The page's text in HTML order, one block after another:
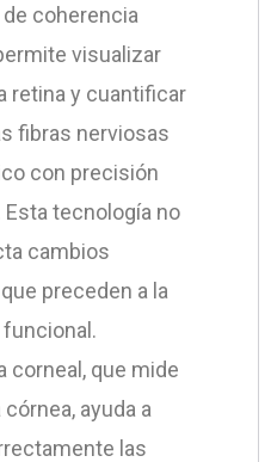
coherencia
visualizar
retina y cuantificar
fibras nerviosas
con precisión
tecnología no
cambios
preceden a la
corneal, que mide
ayuda a
las